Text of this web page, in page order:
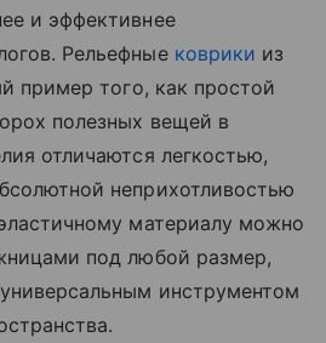
и эффективнее
Рельефные коврики из
пример того, как простой
полезных вещей в
отличаются легкостью,
неприхотливостью
материалу можно
под любой размер,
инструментом